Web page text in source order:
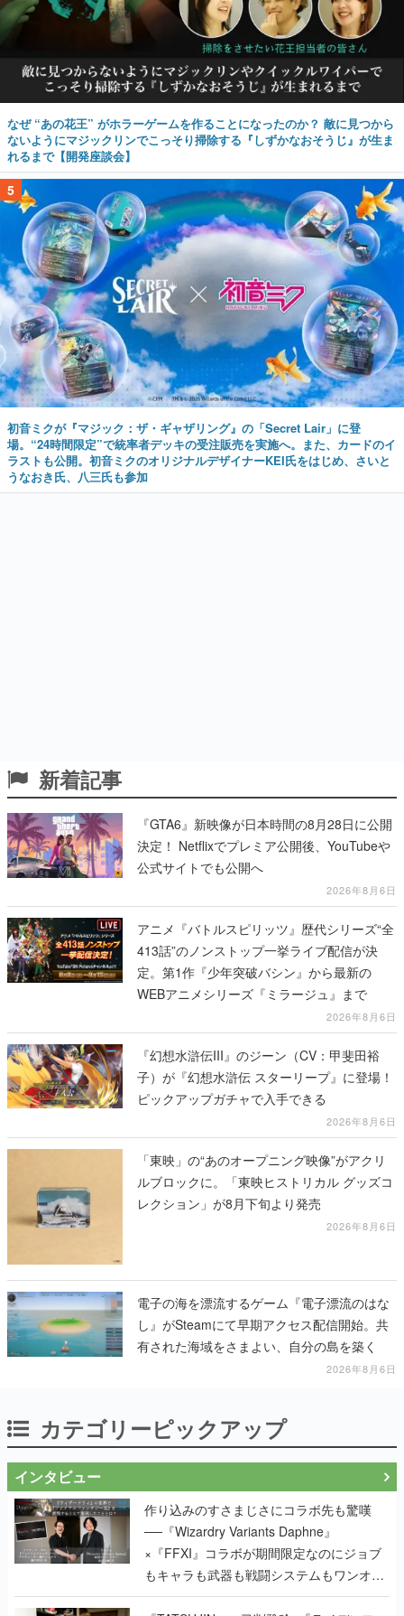
なぜ “あの花王” がホラーゲームを作ることになったのか？ 敵に見つから
ないようにマジックリンでこっそり掃除する『しずかなおそうじ』が生ま
れるまで【開発座談会】
5
初音ミクが『マジック：ザ・ギャザリング』の「Secret Lair」に登
場。“24時間限定”で統率者デッキの受注販売を実施へ。また、カードのイ
ラストも公開。初音ミクのオリジナルデザイナーKEI氏をはじめ、さいと
うなおき氏、八三氏も参加
新着記事
『GTA6』新映像が日本時間の8月28日に公開
決定！ Netflixでプレミア公開後、YouTubeや
公式サイトでも公開へ
2026年8月6日
アニメ『バトルスピリッツ』歴代シリーズ“全
413話”のノンストップ一挙ライブ配信が決
定。第1作『少年突破バシン』から最新の
WEBアニメシリーズ『ミラージュ』まで
2026年8月6日
『幻想水滸伝III』のジーン（CV：甲斐田裕
子）が『幻想水滸伝 スターリープ』に登場！
ピックアップガチャで入手できる
2026年8月6日
「東映」の“あのオープニング映像”がアクリ
ルブロックに。「東映ヒストリカル グッズコ
レクション」が8月下旬より発売
2026年8月6日
電子の海を漂流するゲーム『電子漂流のはな
し』がSteamにて早期アクセス配信開始。共
有された海域をさまよい、自分の島を築く
2026年8月6日
カテゴリーピックアップ
インタビュー
作り込みのすさまじさにコラボ先も驚嘆
──『Wizardry Variants Daphne』
×『FFXI』コラボが期間限定なのにジョブ
もキャラも武器も戦闘システムもワンオフ
で作り込まれた理由を両ディレクターに聞